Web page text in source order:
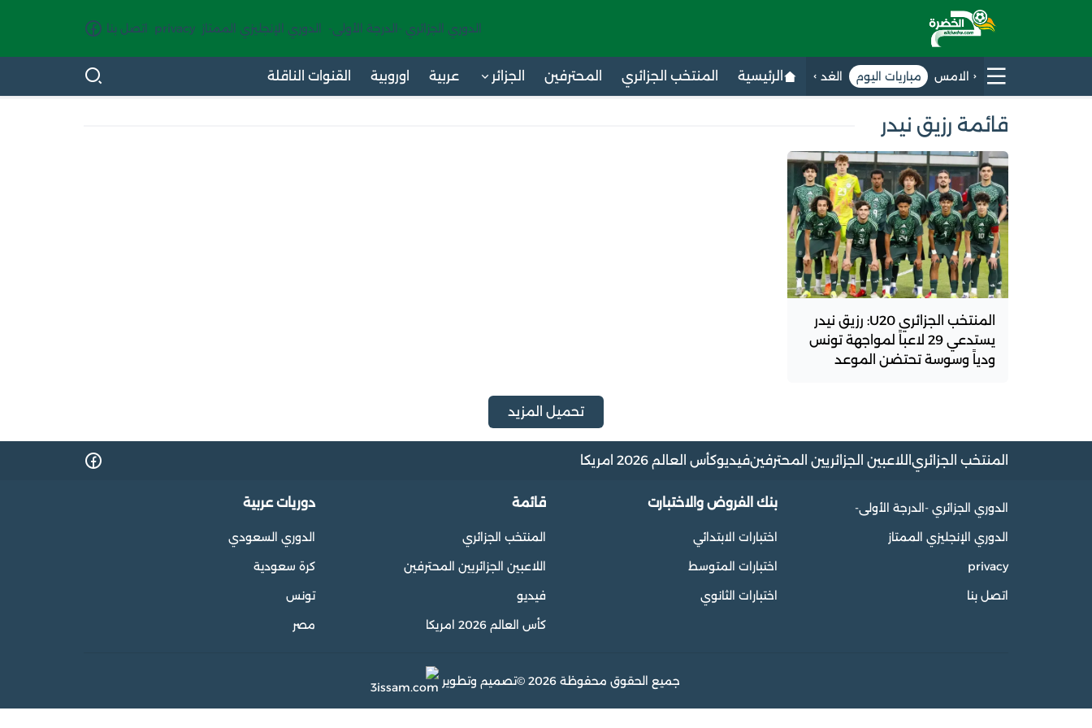
الدوري الجزائري -الدرجة الأولى- الدوري الإنجليزي الممتاز privacy اتصل بنا
الامس مباريات اليوم الغد الرئيسية المنتخب الجزائري المحترفين الجزائر عربية اوروبية القنوات الناقلة
قائمة رزيق نيدر
المنتخب الجزائري U20: رزيق نيدر
يستدعي 29 لاعباً لمواجهة تونس
ودياً وسوسة تحتضن الموعد
تحميل المزيد
المنتخب الجزائري اللاعبين الجزائريين المحترفينفيديوكأس العالم 2026 امريكا
الدوري الجزائري -الدرجة الأولى-
الدوري الإنجليزي الممتاز
privacy
اتصل بنا
بنك الفروض والاختبارت
اختبارات الابتدائي
اختبارات المتوسط
اختبارات الثانوي
قائمة
المنتخب الجزائري
اللاعبين الجزائريين المحترفين
فيديو
كأس العالم 2026 امريكا
دوريات عربية
الدوري السعودي
كرة سعودية
تونس
مصر
جميع الحقوق محفوظة 2026 © تصميم وتطوير